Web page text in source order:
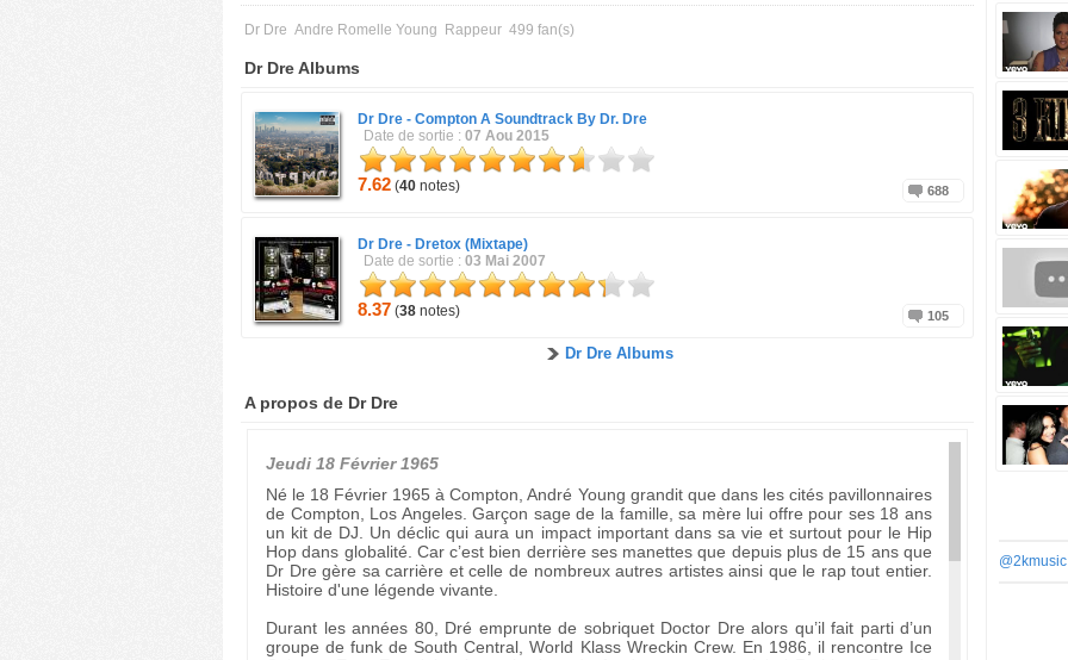
Dr Dre Andre Romelle Young Rappeur 499 fan(s)
Dr Dre Albums
Dr Dre - Compton A Soundtrack By Dr. Dre
Date de sortie : 07 Aou 2015
7.62 (40 notes) 688
Dr Dre - Dretox (Mixtape)
Date de sortie : 03 Mai 2007
8.37 (38 notes) 105
Dr Dre Albums
A propos de Dr Dre
Jeudi 18 Février 1965
Né le 18 Février 1965 à Compton, André Young grandit que dans les cités pavillonnaires
de Compton, Los Angeles. Garçon sage de la famille, sa mère lui offre pour ses 18 ans
un kit de DJ. Un déclic qui aura un impact important dans sa vie et surtout pour le Hip
Hop dans globalité. Car c’est bien derrière ses manettes que depuis plus de 15 ans que
Dr Dre gère sa carrière et celle de nombreux autres artistes ainsi que le rap tout entier.
Histoire d'une légende vivante.
Durant les années 80, Dré emprunte de sobriquet Doctor Dre alors qu’il fait parti d’un
groupe de funk de South Central, World Klass Wreckin Crew. En 1986, il rencontre Ice
@2kmusic